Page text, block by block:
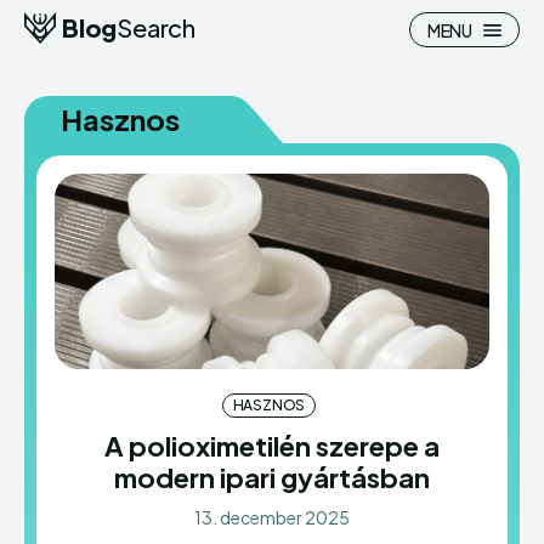
Search
Homepage
Pénzügy
Otthon
Ingatlan
Search
Homepage
Pénzügy
Otthon
Ingatlan
BlogSearch MENU
Hasznos
HASZNOS
A polioximetilén szerepe a
modern ipari gyártásban
13. december 2025